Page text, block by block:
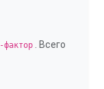
фактор . Всего